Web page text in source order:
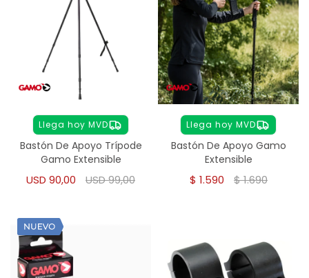
Llega hoy MVD
Bastón De Apoyo Trípode
Gamo Extensible
USD 90,00 USD99,00
Llega hoy MVD
Bastón De Apoyo Gamo
Extensible
$ 1.590 $1.690